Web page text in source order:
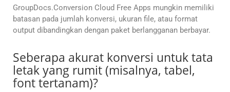
GroupDocs.Conversion Cloud Free Apps mungkin memiliki
batasan pada jumlah konversi, ukuran file, atau format
output dibandingkan dengan paket berlangganan berbayar.
Seberapa akurat konversi untuk tata
letak yang rumit (misalnya, tabel,
font tertanam)?